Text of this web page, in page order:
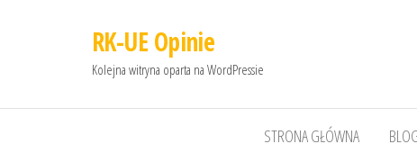
RK-UE Opinie
Kolejna witryna oparta na WordPressie
STRONA GŁÓWNA